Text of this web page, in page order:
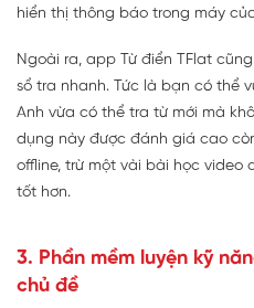
hiển thị thông báo trong máy
Ngoài ra, app Từ điển TFlat
sổ tra nhanh. Tức là bạn có thể
Anh vừa có thể tra từ mới mà
dụng này được đánh giá cao
offline, trừ một vài bài học video
tốt hơn.
3. Phần mềm luyện kỹ
chủ đề